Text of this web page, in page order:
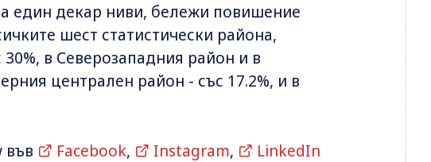
един декар ниви, бележи повишение
шест статистически района,
в Северозападния район и в
централен район - със 17.2%, и в
във Facebook, Instagram,
LinkedIn